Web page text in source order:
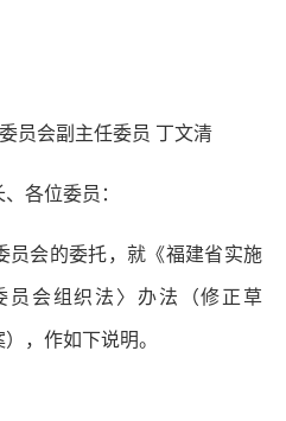
员会副主任委员 丁文清
各位委员：
会的委托，就《福建省实施
员会组织法〉办法（修正草
，作如下说明。